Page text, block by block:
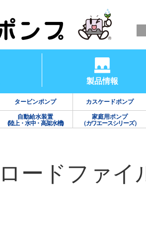
製品情報
タービンポンプ カスケードポンプ
自動給水装置
(陸上・水中・高架水槽)
家庭用ポンプ
（カワエースシリーズ）
ードファイ